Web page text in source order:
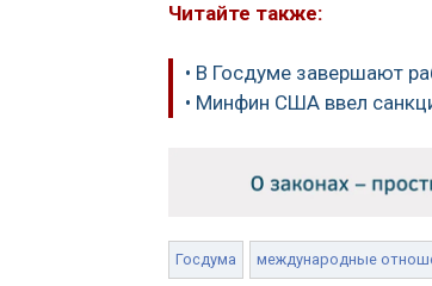
Читайте также:
• В Госдуме завершают
• Минфин США ввел
Госдума международные